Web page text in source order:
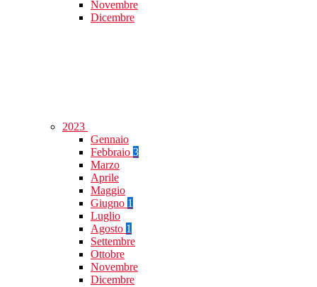
Novembre
Dicembre
2023
Gennaio
Febbraio 3
Marzo
Aprile
Maggio
Giugno 1
Luglio
Agosto 1
Settembre
Ottobre
Novembre
Dicembre